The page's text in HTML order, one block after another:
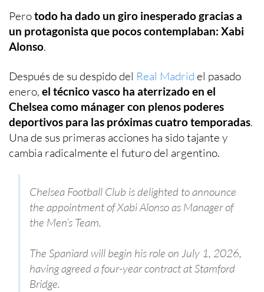
Perotodo ha dado un giro inesperado gracias a
un protagonista que pocos contemplaban: Xabi
Alonso.
Después de su despido del Real Madrid el pasado
enero, el técnico vasco ha aterrizado en el
Chelsea como mánager con plenos poderes
deportivos para las próximas cuatro temporadas.
Una de sus primeras acciones ha sido tajante y
cambia radicalmente el futuro del argentino.
Chelsea Football Club is delighted to announce
the appointment of Xabi Alonso as Manager of
the Men’s Team.
The Spaniard will begin his role on July 1, 2026,
having agreed a four-year contract at Stamford
Bridge.